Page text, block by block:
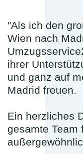
"Als ich den
Wien nach
ihrer
und ganz auf
Madrid freuen.
Ein herzliches
gesamte Team